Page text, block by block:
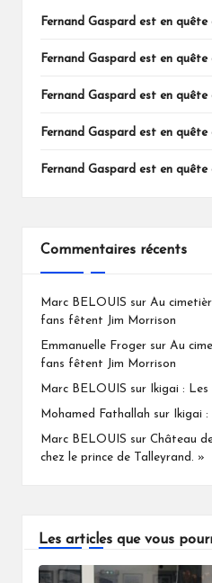
Fernand Gaspard est en
Fernand Gaspard est en
Fernand Gaspard est en
Fernand Gaspard est en
Fernand Gaspard est en
Commentaires récents
Marc BELOUIS sur Au
fans fêtent Jim Morrison
Emmanuelle Froger sur Au
fans fêtent Jim Morrison
Marc BELOUIS sur Ikigai :
Mohamed Fathallah sur Ikigai
Marc BELOUIS sur Château
chez le prince de Talleyrand. »
Les articles que vous